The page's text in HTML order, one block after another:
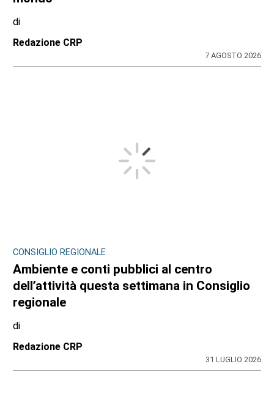
di
Redazione CRP
7 AGOSTO 2026
CONSIGLIO REGIONALE
Ambiente e conti pubblici al centro
dell’attività questa settimana in Consiglio
regionale
di
Redazione CRP
31 LUGLIO 2026